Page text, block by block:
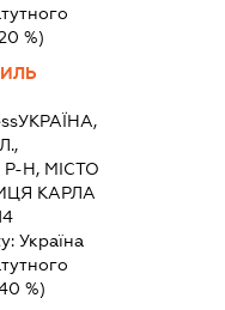
%)
УКРАЇНА,
Н, МІСТО
КАРЛА
Україна
%)